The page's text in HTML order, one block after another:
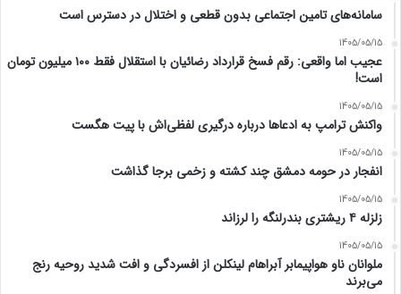
سامانه‌های تامین اجتماعی بدون قطعی و اختلال در دسترس است
1405/05/15
عجیب اما واقعی: رقم فسخ قرارداد رضائیان با استقلال فقط ۱۰۰ میلیون تومان
است!
1405/05/15
واکنش ترامپ به ادعاها درباره درگیری لفظی‌اش با پیت هگست
1405/05/15
انفجار در حومه دمشق چند کشته و زخمی برجا گذاشت
1405/05/15
زلزله ۴ ریشتری بندرلنگه را لرزاند
1405/05/15
ملوانان ناو هواپیمابر آبراهام لینکلن از افسردگی و افت شدید روحیه رنج
می‌برند